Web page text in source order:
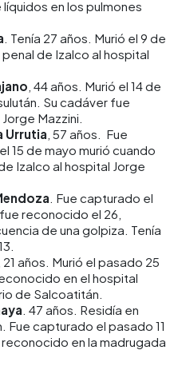
en los pulmones
. Tenía 27 años. Murió el 9 de
de Izalco al hospital
, 44 años. Murió el 14 de
Su cadáver fue
Mazzini.
Urrutia , 57 años. Fue
15 de mayo murió cuando
Izalco al hospital Jorge
. Fue capturado el
reconocido el 26,
de una golpiza. Tenía
, 21 años. Murió el pasado 25
en el hospital
de Salcoatitán.
. 47 años. Residía en
Fue capturado el pasado 11
en la madrugada